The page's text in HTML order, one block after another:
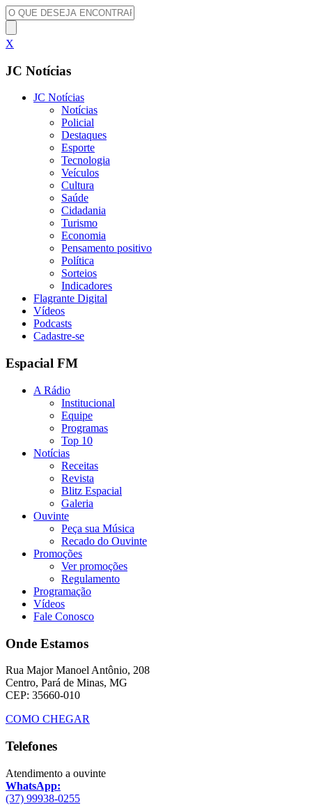
X
JC Notícias
JC Notícias
Notícias
Policial
Destaques
Esporte
Tecnologia
Veículos
Cultura
Saúde
Cidadania
Turismo
Economia
Pensamento positivo
Política
Sorteios
Indicadores
Flagrante Digital
Vídeos
Podcasts
Cadastre-se
Espacial FM
A Rádio
Institucional
Equipe
Programas
Top 10
Notícias
Receitas
Revista
Blitz Espacial
Galeria
Ouvinte
Peça sua Música
Recado do Ouvinte
Promoções
Ver promoções
Regulamento
Programação
Vídeos
Fale Conosco
Onde Estamos
Rua Major Manoel Antônio, 208
Centro, Pará de Minas, MG
CEP: 35660-010
COMO CHEGAR
Telefones
Atendimento a ouvinte
WhatsApp:
(37) 99938-0255